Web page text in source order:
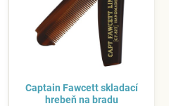
Captain Fawcett skladací
hrebeň na bradu